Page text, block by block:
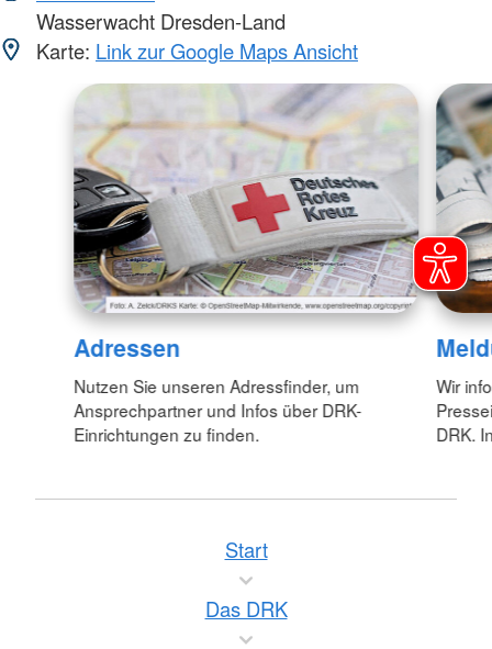
Wasserwacht Dresden-Land
Karte: Link zur Google Maps Ansicht
Adressen
Nutzen Sie unseren Adressfinder, um
Ansprechpartner und Infos über DRK-
Einrichtungen zu finden.
Wir
DRK.
Start
Das DRK